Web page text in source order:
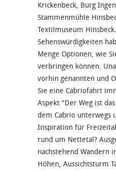
Krickenbeck, Burg
Stammenmühle
Textilmuseum
Sehenswürdigkeiten
Menge Optionen, wie
verbringen können.
vorhin genannten und
Sie eine Cabriofahrt
Aspekt "Der Weg ist
dem Cabrio unterwegs
Inspiration für
rund um Nettetal?
nachstehend Wandern
Höhen, Aussichtsturm